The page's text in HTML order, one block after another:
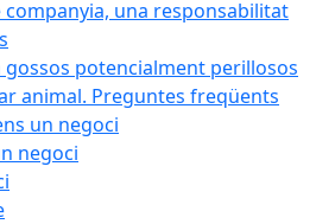
companyia, una responsabilitat
gossos potencialment perillosos
animal. Preguntes freqüents
un negoci
negoci